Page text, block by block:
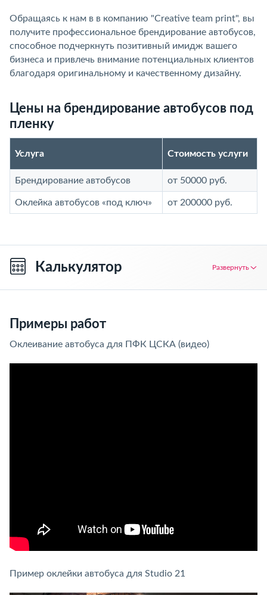
Обращаясь к нам в в компанию "Creative team print", вы
получите профессиональное брендирование автобусов,
способное подчеркнуть позитивный имидж вашего
бизнеса и привлечь внимание потенциальных клиентов
благодаря оригинальному и качественному дизайну.
Цены на брендирование автобусов под
пленку
Услуга Стоимость услуги
Брендирование автобусов от 50000 руб.
Оклейка автобусов «под ключ» от 200000 руб.
Калькулятор Развернуть
Примеры работ
Оклеивание автобуса для ПФК ЦСКА (видео)
Пример оклейки автобуса для Studio 21